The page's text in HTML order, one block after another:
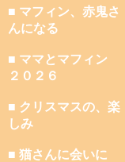
■ マフィン、赤鬼さ
んになる
■ ママとマフィン
２０２６
■ クリスマスの、楽
しみ
■ 猫さんに会いに